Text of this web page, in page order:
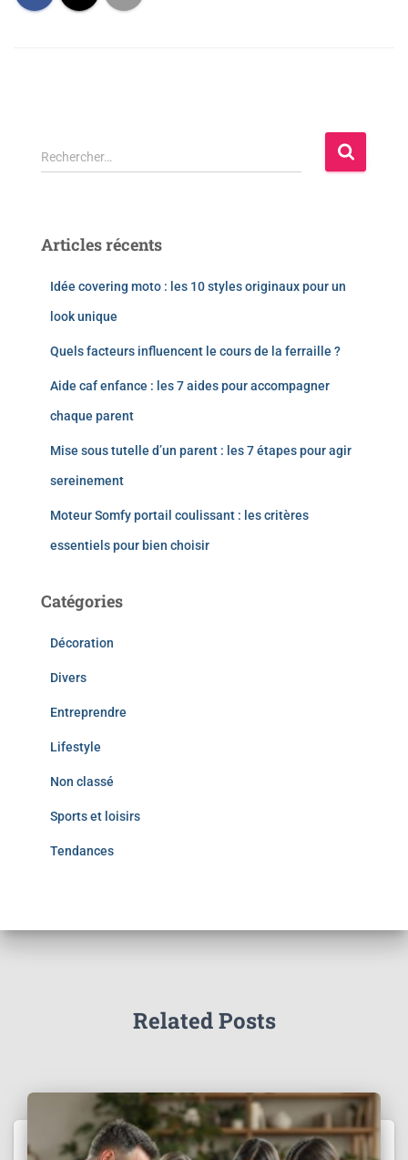
Rechercher…
Articles récents
Idée covering moto : les 10 styles originaux pour un
look unique
Quels facteurs influencent le cours de la ferraille ?
Aide caf enfance : les 7 aides pour accompagner
chaque parent
Mise sous tutelle d’un parent : les 7 étapes pour agir
sereinement
Moteur Somfy portail coulissant : les critères
essentiels pour bien choisir
Catégories
Décoration
Divers
Entreprendre
Lifestyle
Non classé
Sports et loisirs
Tendances
Related Posts